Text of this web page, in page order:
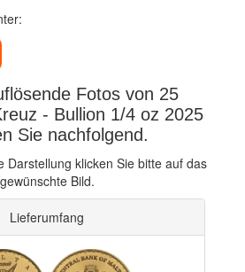
Fotos von 25
- Bullion 1/4 oz 2025
Sie nachfolgend.
Darstellung klicken Sie bitte auf das
gewünschte Bild.
Lieferumfang